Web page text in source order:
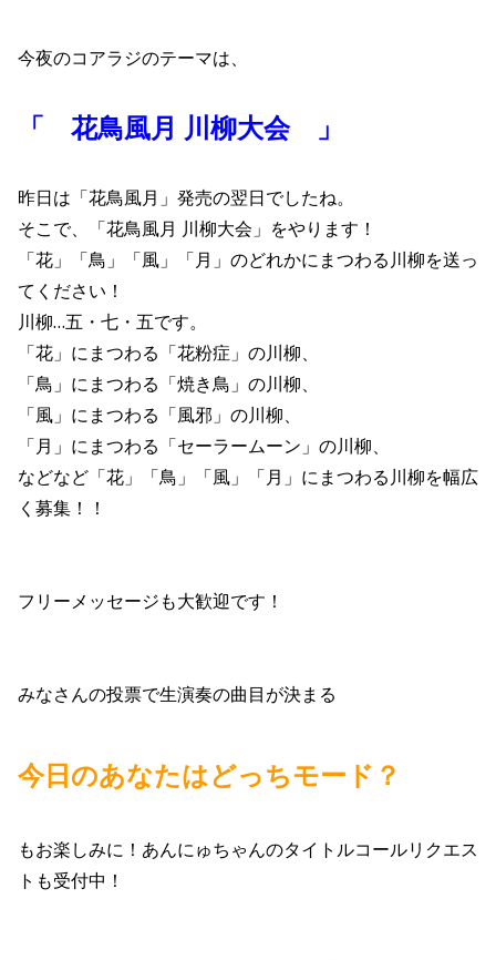
今夜のコアラジのテーマは、
「 花鳥風月 川柳大会 」
昨日は「花鳥風月」発売の翌日でしたね。
そこで、「花鳥風月 川柳大会」をやります！
「花」「鳥」「風」「月」のどれかにまつわる川柳を送っ
てください！
川柳…五・七・五です。
「花」にまつわる「花粉症」の川柳、
「鳥」にまつわる「焼き鳥」の川柳、
「風」にまつわる「風邪」の川柳、
「月」にまつわる「セーラームーン」の川柳、
などなど「花」「鳥」「風」「月」にまつわる川柳を幅広
く募集！！
フリーメッセージも大歓迎です！
みなさんの投票で生演奏の曲目が決まる
今日のあなたはどっちモード？
もお楽しみに！あんにゅちゃんのタイトルコールリクエス
トも受付中！